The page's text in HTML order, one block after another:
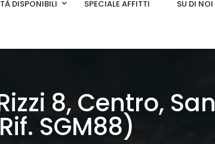
DISPONIBILI SPECIALE AFFITTI SU DI NOI
8, Centro, San
SGM88)